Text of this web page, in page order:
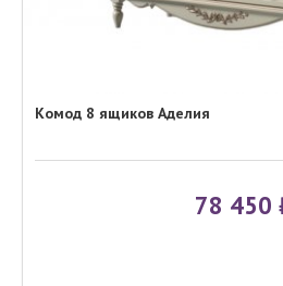
Комод 8 ящиков Аделия
78 450